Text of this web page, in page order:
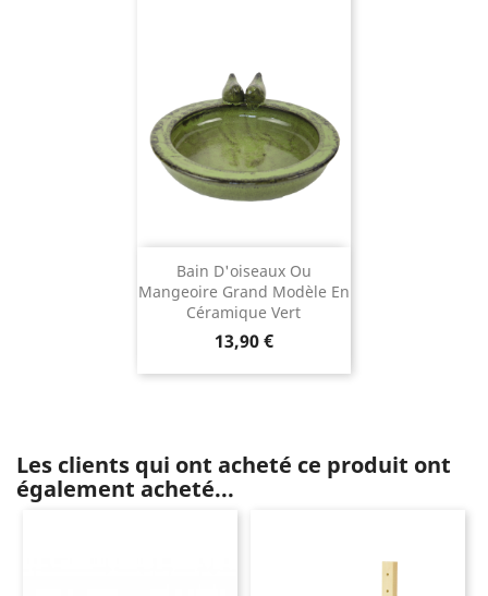
Bain D'oiseaux Ou
Mangeoire Grand Modèle En
Céramique Vert
Prix
13,90 €
Les clients qui ont acheté ce produit ont
également acheté...